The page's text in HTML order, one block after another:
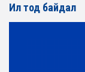
Ил тод байдал